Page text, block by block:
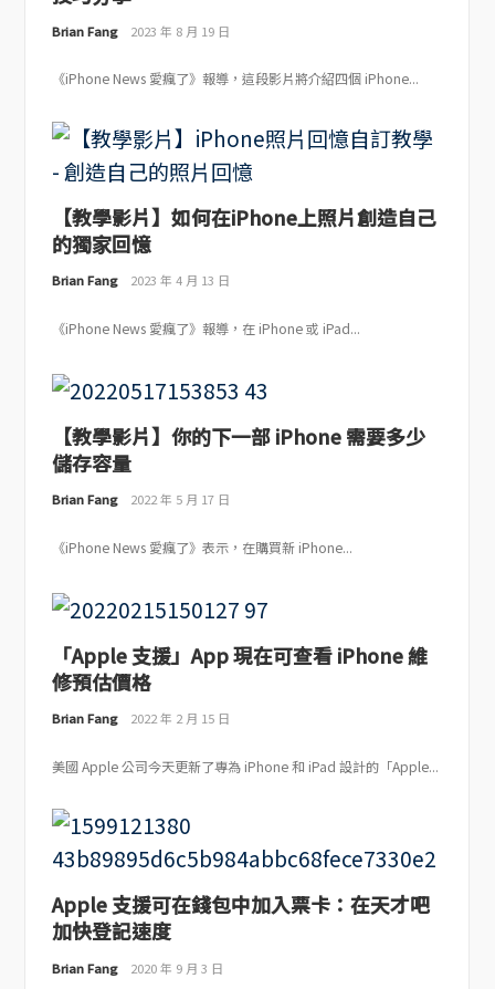
Brian Fang 2023 年 8 月 19 日
《iPhone News 愛瘋了》報導，這段影片將介紹四個 iPhone...
【教學影片】如何在iPhone上照片創造自己
的獨家回憶
Brian Fang 2023 年 4 月 13 日
《iPhone News 愛瘋了》報導，在 iPhone 或 iPad...
【教學影片】你的下一部 iPhone 需要多少
儲存容量
Brian Fang 2022 年 5 月 17 日
《iPhone News 愛瘋了》表示，在購買新 iPhone...
「Apple 支援」App 現在可查看 iPhone 維
修預估價格
Brian Fang 2022 年 2 月 15 日
美國 Apple 公司今天更新了專為 iPhone 和 iPad 設計的「Apple...
Apple 支援可在錢包中加入票卡：在天才吧
加快登記速度
Brian Fang 2020 年 9 月 3 日